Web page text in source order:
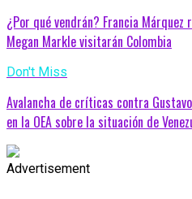
¿Por qué vendrán? Francia
Megan Markle visitarán Colombia
Don't Miss
Avalancha de críticas contra
en la OEA sobre la situación de
Advertisement